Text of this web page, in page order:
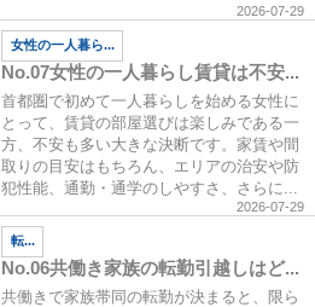
2026-07-29
女性の一人暮ら...
No.07女性の一人暮らし賃貸は不安...
首都圏で初めて一人暮らしを始める女性に
とって、賃貸の部屋選びは楽しみである一
方、不安も多い大きな決断です。家賃や間
取りの目安はもちろん、エリアの治安や防
犯性能、通勤・通学のしやすさ、さらに...
2026-07-29
転...
No.06共働き家族の転勤引越しはど...
共働きで家族帯同の転勤が決まると、限ら